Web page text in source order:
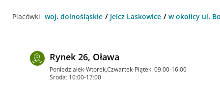
Placówki: woj. dolnośląskie Jelcz Laskowice w okolicy ul.
Rynek 26, Oława
Poniedziałek-Wtorek,Czwartek-Piątek: 09:00-16:00
Środa: 10:00-17:00